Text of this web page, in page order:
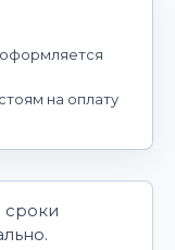
на оплату
сроки